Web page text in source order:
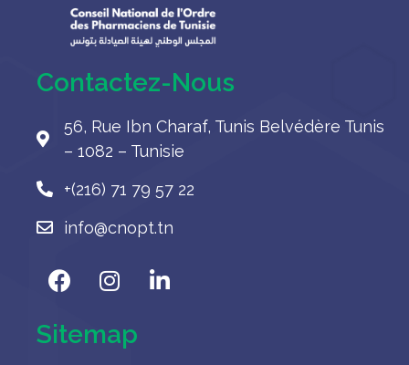
Contactez-Nous
56, Rue Ibn Charaf, Tunis Belvédère Tunis
– 1082 – Tunisie
+(216) 71 79 57 22
info@cnopt.tn
Sitemap